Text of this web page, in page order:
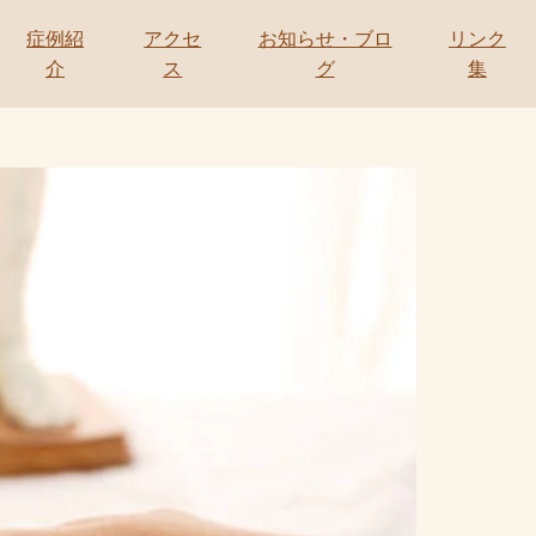
症例紹
介
アクセ
ス
お知らせ・ブロ
グ
リンク
集